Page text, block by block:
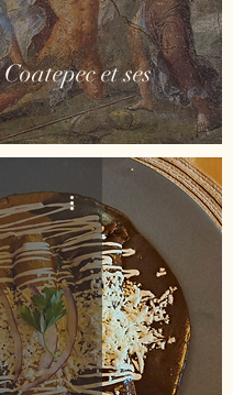
et ses